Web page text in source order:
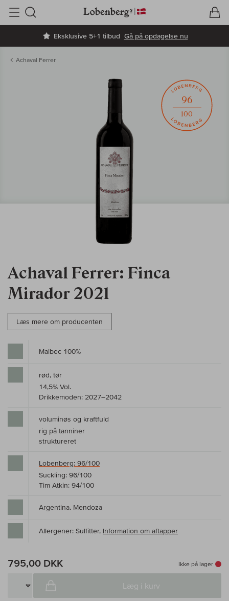
Eksklusive 5+1 tilbud Gå på opdagelse nu
Søg
Achaval Ferrer
Achaval Ferrer: Finca
Mirador 2021
Læs mere om producenten
96
100
Malbec 100%
rød, tør
14,5% Vol.
Drikkemoden: 2027–2042
voluminøs og kraftfuld
rig på tanniner
struktureret
Lobenberg: 96/100
Suckling: 96/100
Tim Atkin: 94/100
Argentina, Mendoza
Allergener: Sulfitter, Information om aftapper
795,00 DKK Ikke på lager
Læg i kurv